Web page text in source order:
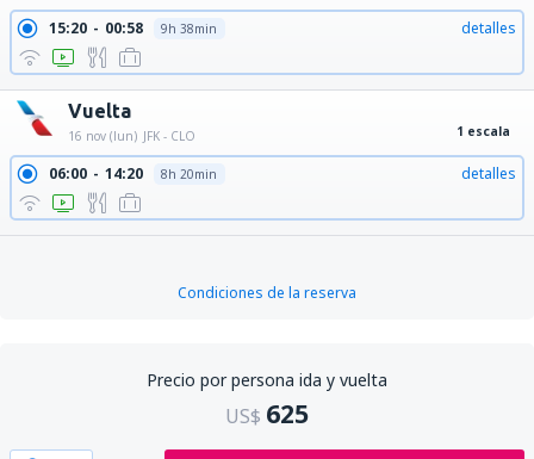
15:20 00:58 9h 38min detalles
Vuelta
16 nov (lun) JFK - CLO 1 escala
06:00 14:20 8h 20min detalles
Condiciones de la reserva
Precio por persona ida y vuelta
US$ 625